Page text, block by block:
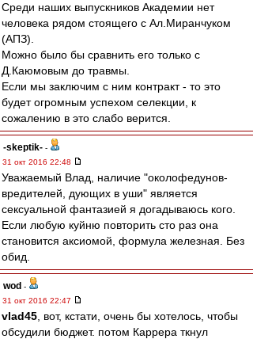
Среди наших выпускников Академии нет
человека рядом стоящего с Ал.Миранчуком
(АПЗ).
Можно было бы сравнить его только с
Д.Каюмовым до травмы.
Если мы заключим с ним контракт - то это
будет огромным успехом селекции, к
сожалению в это слабо верится.
-skeptik- -
31 окт 2016 22:48
Уважаемый Влад, наличие "околофедунов-
вредителей, дующих в уши" является
сексуальной фантазией я догадываюсь кого.
Если любую куйню повторить сто раз она
становится аксиомой, формула железная. Без
обид.
wod -
31 окт 2016 22:47
vlad45 , вот, кстати, очень бы хотелось, чтобы
обсудили бюджет. потом Каррера ткнул